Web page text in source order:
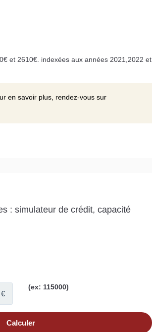
et 2610€. indexées aux années 2021,2022 et
en savoir plus, rendez-vous sur
: simulateur de crédit, capacité